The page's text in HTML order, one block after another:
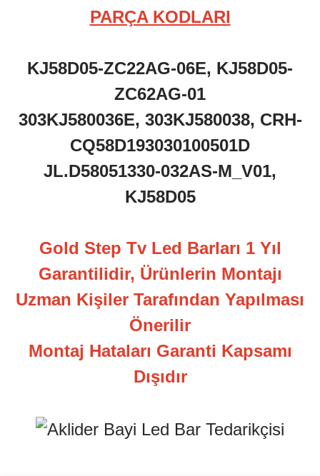
PARÇA KODLARI
KJ58D05-ZC22AG-06E, KJ58D05-
ZC62AG-01
303KJ580036E, 303KJ580038, CRH-
CQ58D193030100501D
JL.D58051330-032AS-M_V01,
KJ58D05
Gold Step Tv Led Barları 1 Yıl
Garantilidir, Ürünlerin Montajı
Uzman Kişiler Tarafından Yapılması
Önerilir
Montaj Hataları Garanti Kapsamı
Dışıdır